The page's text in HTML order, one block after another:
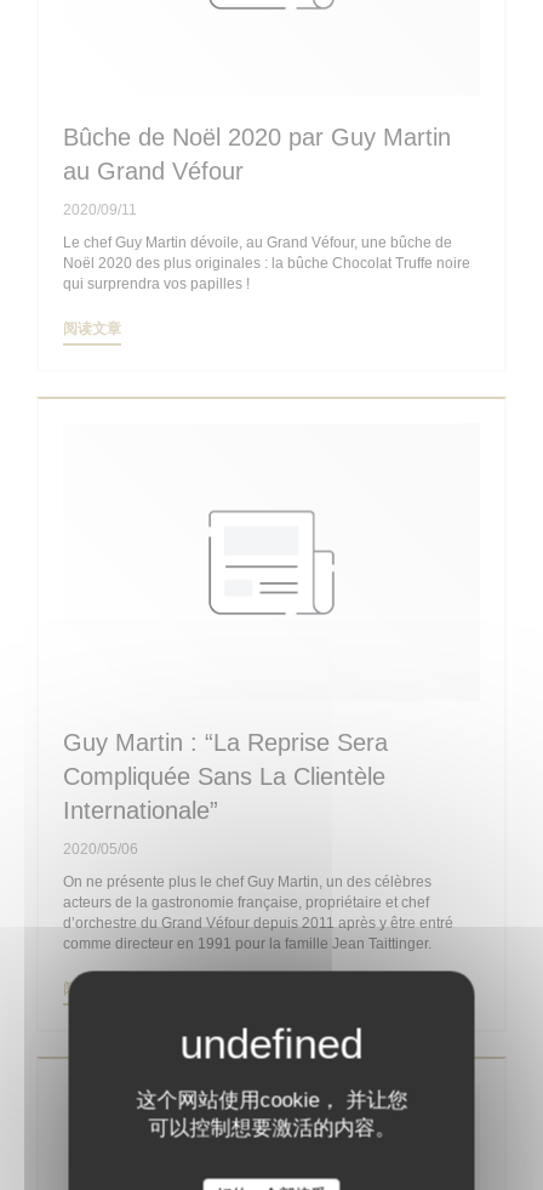
这个网站使用cookie， 并让您
可以控制想要激活的内容。
Bûche de Noël 2020 par Guy Martin
au Grand Véfour
2020/09/11
Le chef Guy Martin dévoile, au Grand Véfour, une bûche de
Noël 2020 des plus originales : la bûche Chocolat Truffe noire
qui surprendra vos papilles !
阅读文章((在新窗口中打开))
Guy Martin : “La Reprise Sera
Compliquée Sans La Clientèle
Internationale”
2020/05/06
On ne présente plus le chef Guy Martin, un des célèbres
acteurs de la gastronomie française, propriétaire et chef
d’orchestre du Grand Véfour depuis 2011 après y être entré
comme directeur en 1991 pour la famille Jean Taittinger.
阅读文章